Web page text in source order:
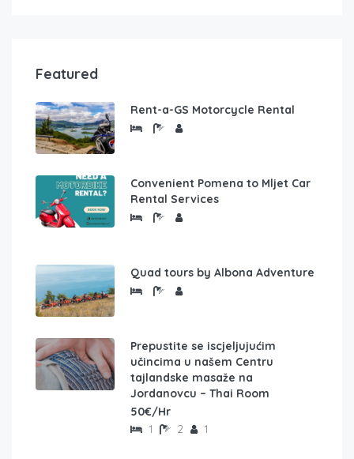
Featured
Rent-a-GS Motorcycle Rental
Convenient Pomena to Mljet Car
Rental Services
Quad tours by Albona Adventure
Prepustite se iscjeljujućim
učincima u našem Centru
tajlandske masaže na
Jordanovcu – Thai Room
50€/Hr
1 2 1